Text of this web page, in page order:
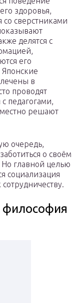
здоровья,
сверстниками
делятся с
его
в
проводят
педагогами,
решают
очередь,
о своём
Но главной целью
социализация
философия